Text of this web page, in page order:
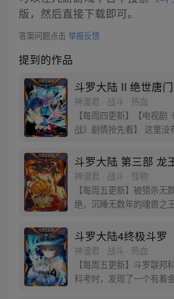
版，然后直接下载即可。
答案问题点击 举报反馈
提到的作品
斗罗大陆 II 绝世唐门
神漫君 · 战斗 · 热血
【每周四更新】【电视剧
战》剧情抢先看】 这里没
后的斗罗大陆上，唐门式
浩横空出世，一切的神奇
门暗器能否重振雄风，唐
一切尽绝世唐门！
斗罗大陆 第三部 龙
神漫君 · 战斗 · 怪物
【每周五更新】被猎杀无
绝，沉睡无数年的魂兽之
魂”遇上执着而顽强的少年
的武魂传奇将再次被书写
迹，但要给奇迹一个机会。
斗罗大陆4终极斗罗
神漫君 · 战斗 · 热血
【每周五更新】斗罗联邦
科考时，发现了一个有着